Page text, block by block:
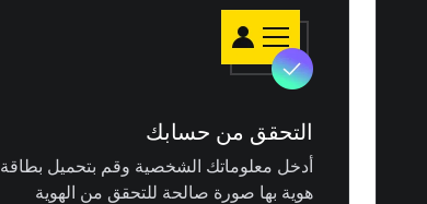
التحقق من حسابك
أدخل معلوماتك الشخصية وقم بتحميل بطاقة
هوية بها صورة صالحة للتحقق من الهوية